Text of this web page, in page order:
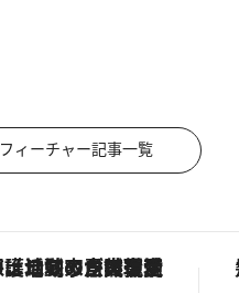
フィーチャー記事一覧
「大事なのは地域の意識を変えること」。ロレックス賞受賞の自然保護活動家が実現させたナイジェリアの自然環境の復活